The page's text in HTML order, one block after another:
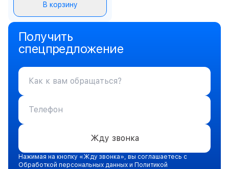
В корзину
Получить
спецпредложение
Жду звонка
Нажимая на кнопку «Жду звонка», вы соглашаетесь с
Обработкой персональных данных и Политикой